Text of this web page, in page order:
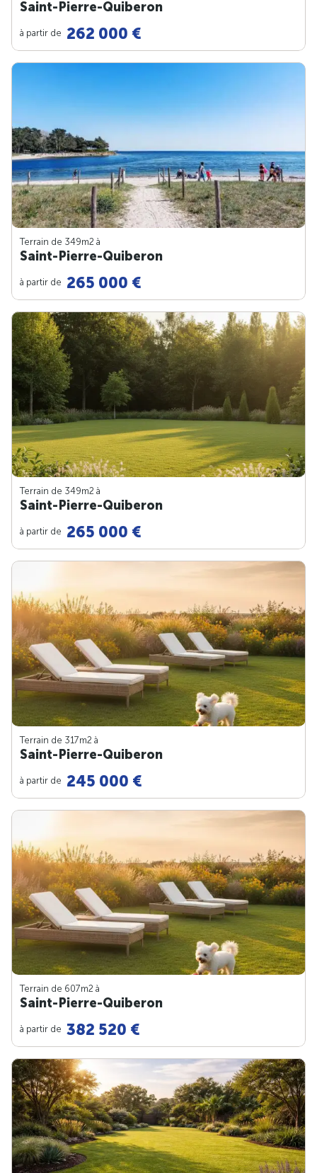
Saint-Pierre-Quiberon
à partir de 262 000 €
Terrain de 349m2 à
Saint-Pierre-Quiberon
à partir de 265 000 €
Terrain de 349m2 à
Saint-Pierre-Quiberon
à partir de 265 000 €
Terrain de 317m2 à
Saint-Pierre-Quiberon
à partir de 245 000 €
Terrain de 607m2 à
Saint-Pierre-Quiberon
à partir de 382 520 €